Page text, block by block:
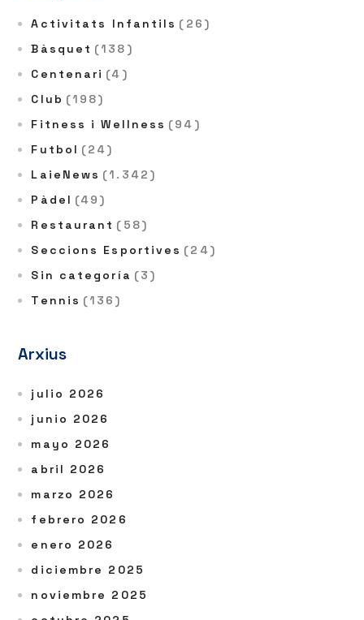
Activitats Infantils (26)
Bàsquet (138)
Centenari (4)
Club (198)
Fitness i Wellness (94)
Futbol (24)
LaieNews (1.342)
Pàdel (49)
Restaurant (58)
Seccions Esportives (24)
Sin categoría (3)
Tennis (136)
Arxius
julio 2026
junio 2026
mayo 2026
abril 2026
marzo 2026
febrero 2026
enero 2026
diciembre 2025
noviembre 2025